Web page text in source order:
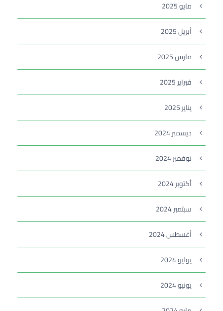
مايو 2025
أبريل 2025
مارس 2025
فبراير 2025
يناير 2025
ديسمبر 2024
نوفمبر 2024
أكتوبر 2024
سبتمبر 2024
أغسطس 2024
يوليو 2024
يونيو 2024